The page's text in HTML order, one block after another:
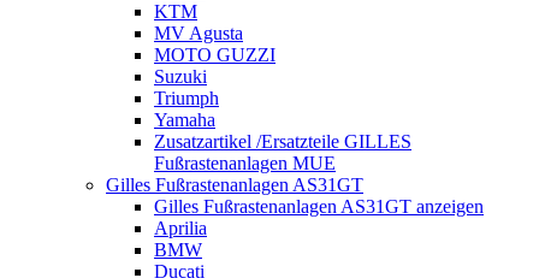
KTM
MV Agusta
MOTO GUZZI
Suzuki
Triumph
Yamaha
Zusatzartikel /Ersatzteile GILLES
Fußrastenanlagen MUE
Gilles Fußrastenanlagen AS31GT
Gilles Fußrastenanlagen AS31GT anzeigen
Aprilia
BMW
Ducati